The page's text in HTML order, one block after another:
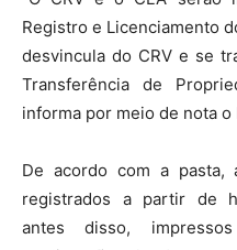
Registro e Licenciamento
desvincula do CRV e se
Transferência de
informa por meio de nota
De acordo com a pasta,
registrados a partir de
antes disso,